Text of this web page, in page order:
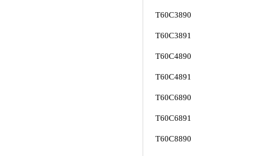
T60C3890
T60C3891
T60C4890
T60C4891
T60C6890
T60C6891
T60C8890